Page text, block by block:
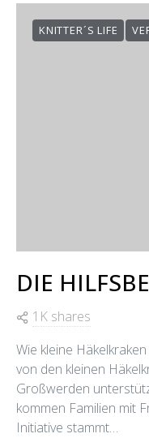
KNITTER´S LIFE
DIE
1K shares
Wie kleine
von den kleinen
Großwerden
kommen Familien mit
Initiative stammt…